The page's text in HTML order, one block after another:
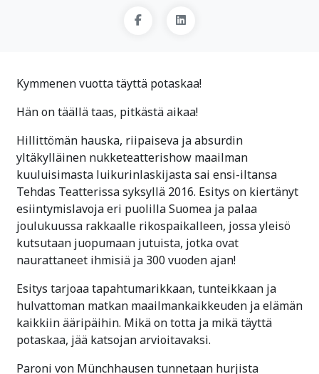
Kymmenen vuotta täyttä potaskaa!
Hän on täällä taas, pitkästä aikaa!
Hillittömän hauska, riipaiseva ja absurdin
yltäkylläinen nukketeatterishow maailman
kuuluisimasta luikurinlaskijasta sai ensi-iltansa
Tehdas Teatterissa syksyllä 2016. Esitys on kiertänyt
esiintymislavoja eri puolilla Suomea ja palaa
joulukuussa rakkaalle rikospaikalleen, jossa yleisö
kutsutaan juopumaan jutuista, jotka ovat
naurattaneet ihmisiä ja 300 vuoden ajan!
Esitys tarjoaa tapahtumarikkaan, tunteikkaan ja
hulvattoman matkan maailmankaikkeuden ja elämän
kaikkiin ääripäihin. Mikä on totta ja mikä täyttä
potaskaa, jää katsojan arvioitavaksi.
Paroni von Münchhausen tunnetaan hurjista